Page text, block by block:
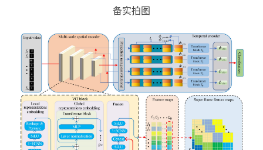
备实拍图